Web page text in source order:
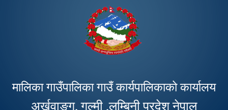
main
content
मालिका गाउँपालिका गाउँ कार्यपालिकाको कार्यालय
अर्खवाङ्ग, गुल्मी ,लुम्बिनी प्रदेश नेपाल